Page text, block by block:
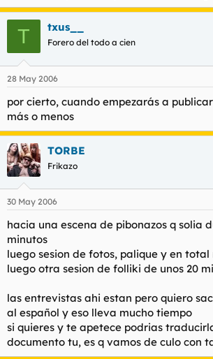
T txus__
Forero del todo a cien
28 May 2006
por cierto, cuando empezarás a
más o menos
TORBE
Frikazo
30 May 2006
hacia una escena de pibonazos q solia
minutos
luego sesion de fotos, palique y en
luego otra sesion de folliki de unos 20
las entrevistas ahi estan pero quiero
al español y eso lleva mucho tiempo
si quieres y te apetece podrias
documento tu, es q vamos de culo con